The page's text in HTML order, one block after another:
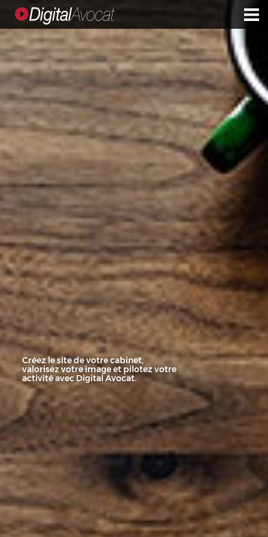
Créez le site de votre cabinet,
valorisez votre image et pilotez votre
activité avec Digital Avocat.